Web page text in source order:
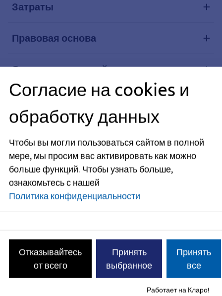
Затраты
Правовая основа
Средства правовой защиты
Похожие темы
Ответственный редактор: Министерство внутренних дел
земли Бавария, по делам спорта и интеграции (см.
BayernPortal
)
Вы можете оформить документы, связанные с
водительскими правами, в Центре обслуживания
граждан — как в электронном виде, так и лично на
первом этаже мэрии. Например, оформить любые
стандартные водительские права или обменять старые
Согласие на cookies и
обработку данных
Чтобы вы могли пользоваться сайтом в полной
мере, мы просим вас активировать как можно
больше функций. Чтобы узнать больше,
ознакомьтесь с нашей
Политика конфиденциальности
Отказывайтесь
от всего
Принять
выбранное
Принять
все
Работает на Кларо!